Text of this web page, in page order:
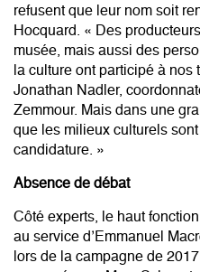
refusent que leur nom soit
Hocquard. « Des
musée, mais aussi des
la culture ont participé à
Jonathan Nadler,
Zemmour. Mais dans une
que les milieux culturels
candidature. »
Absence de débat
Côté experts, le haut
au service d’Emmanuel
lors de la campagne de